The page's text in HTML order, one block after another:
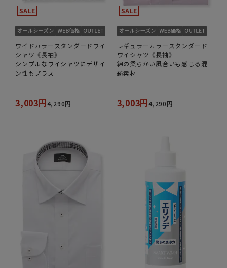
ワイドカラースタンダードワイ
シャツ《長袖》
シンプルなワイシャツにデザイ
ン性もプラス
3,003円4,290円
レギュラーカラースタンダード
ワイシャツ《長袖》
綿の柔らかい風合いも感じる混
紡素材
3,003円4,290円